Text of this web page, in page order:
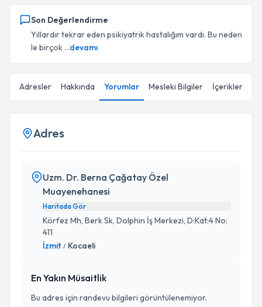
Son Değerlendirme
Yıllardır tekrar eden psikiyatrik hastalığım vardı. Bu neden
le birçok ...devamı
Adresler Hakkında Yorumlar Mesleki Bilgiler İçerikler
Adres
Uzm. Dr. Berna Çağatay Özel
Muayenehanesi
Haritada Gör
Körfez Mh, Berk Sk, Dolphin İş Merkezi, D:Kat:4 No:
411
İzmit / Kocaeli
En Yakın Müsaitlik
Bu adres için randevu bilgileri görüntülenemiyor.